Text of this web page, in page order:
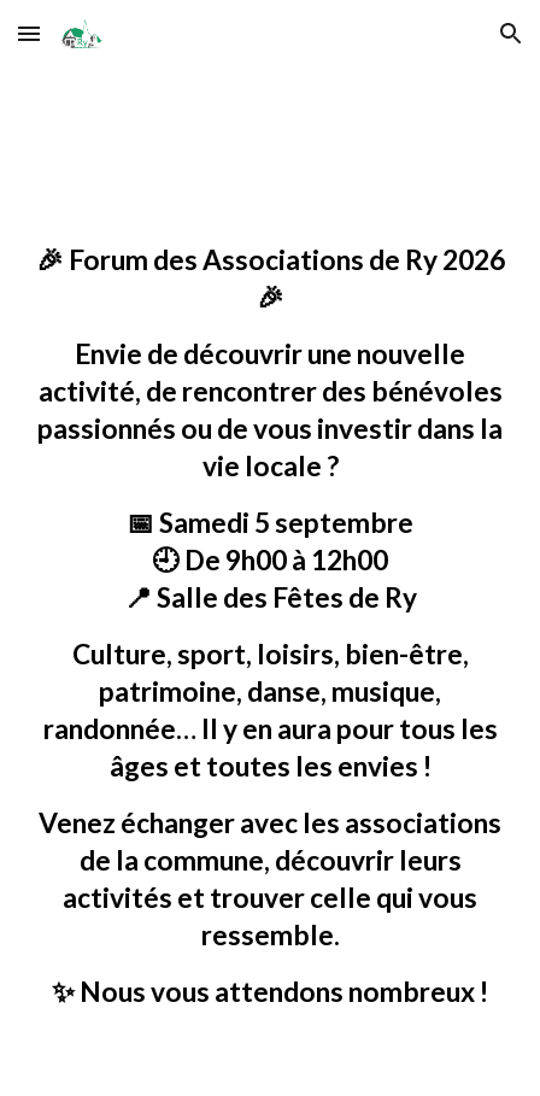
Skip to main content Skip to navigation
🎉 Forum des Associations de Ry 2026
🎉
Envie de découvrir une nouvelle
activité, de rencontrer des bénévoles
passionnés ou de vous investir dans la
vie locale ?
📅 Samedi 5 septembre
🕘 De 9h00 à 12h00
📍 Salle des Fêtes de Ry
Culture, sport, loisirs, bien-être,
patrimoine, danse, musique,
randonnée… Il y en aura pour tous les
âges et toutes les envies !
Venez échanger avec les associations
de la commune, découvrir leurs
activités et trouver celle qui vous
ressemble.
✨ Nous vous attendons nombreux !